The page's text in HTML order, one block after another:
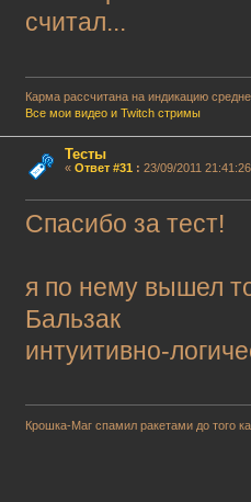
считал...
Карма рассчитана на индикацию
Все мои видео и Twitch стримы
Тесты
« Ответ #31 : 23/09/2011
Спасибо за тест!
я по нему вышел
Бальзак
интуитивно-
Крошка-Маг спамил ракетами до того